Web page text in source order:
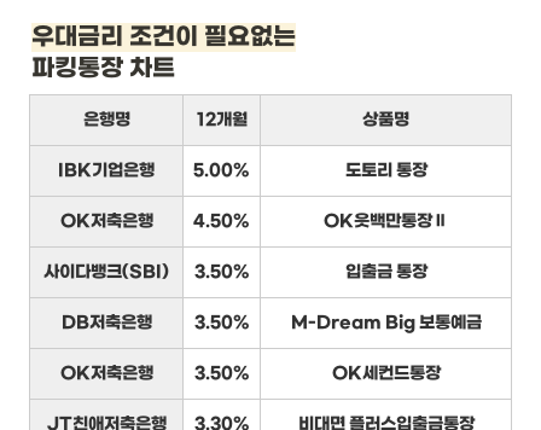
우대금리 조건이 필요없는
파킹통장 차트
은행명 12개월 상품명
IBK기업은행 5.00% 도토리 통장
OK저축은행 4.50% OK읏백만통장Ⅱ
사이다뱅크(SBI) 3.50% 입출금 통장
DB저축은행 3.50% M-Dream Big 보통예금
OK저축은행 3.50% OK세컨드통장
JT친애저축은행 3.30% 비대면 플러스입출금통장